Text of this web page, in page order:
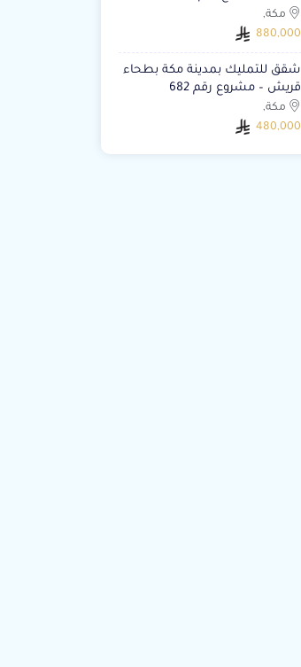
مكة,
880,000
شقق للتمليك بمدينة مكة بطحاء
قريش – مشروع رقم 682
مكة,
480,000